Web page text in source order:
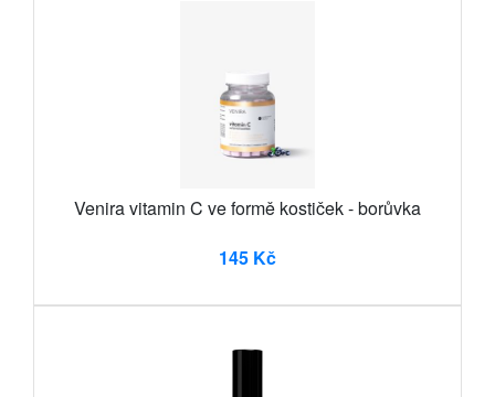
Venira vitamin C ve formě kostiček - borůvka
145 Kč